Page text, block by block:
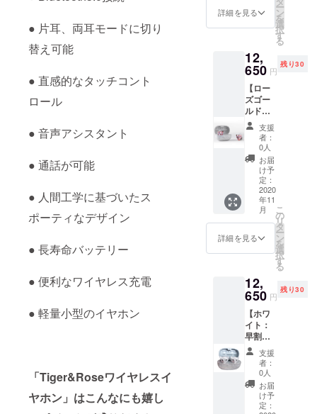
● 片耳、両耳モードに切り
替え可能
● 直感的なタッチコント
ロール
● 音声アシスタント
● 通話が可能
● 人間工学に基づいたス
ポーティなデザイン
● 長寿命バッテリー
● 便利なワイヤレス充電
● 軽量小型のイヤホン
「Tiger&Roseワイヤレスイ
ヤホン」はこんなにも嬉し
確認事
する返
品・返
金はお
受けい
たしか
ねま
す。 ※
開発中
の製品
につき
まして
は、デ
ザイ
ン・仕
様が一
になる
可能性
す。 ※
ご支援
の数が
想定を
上回っ
た場
合、製
造工程
上の都
合等に
より出
荷時期
スイヤ
ゴール
ド ※そ
の他詳
細は製
品概要
でご確
認くだ
さい ＜
保証期
間＞ 商
品受け
取り日
から１
年間
（初期
不良の
み対
使用感
等に関
する返
品・返
金はお
受けい
たしか
ねま
す。 ※
開発中
の製品
につき
個 ＜特
典＞ 特
典1：早
28%OF
F の
12,650
円(通常
価格
17,680
円) 特典
2：送料
込み ＜
商品詳
細＞ 製
品名：
Tiger&
Roseワ
イヤレ
スイヤ
ホン カ
の他詳
細は製
品概要
でご確
認くだ
さい ＜
保証期
間＞ 商
品受け
取り日
から１
年間
詳細を見る ー
ン
を
選
択
す
る
12,
650 円
残り30
【ロー
ズゴー
ルド：
早割・
30名限
定・
28％OF
Tiger&
Roseワ
イヤレ
スイヤ
ホン × 1
個 ＜特
典＞ 特
典1：早
28%OF
F の
12,650
円(通常
価格
17,680
円) 特典
2：送料
込み ＜
商品詳
細＞ 製
品名：
支援
者：
0人
お届
け予
定：
2020
年11
月
詳細を見る
こ
の
リ
タ
ー
ン
を
選
択
す
る
12,
650 円
残り30
【ホワ
イト：
早割・
30名限
定・
28％OF
F】
Tiger&
Roseワ
支援
者：
0人
お届
け予
定：